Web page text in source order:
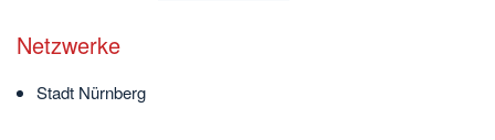
Netzwerke
Stadt Nürnberg